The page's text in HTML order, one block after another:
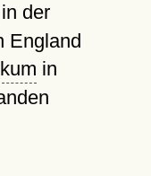
der
England
in